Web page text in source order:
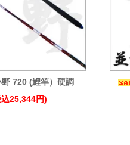
720 (鯉竿）硬調
25,344円)